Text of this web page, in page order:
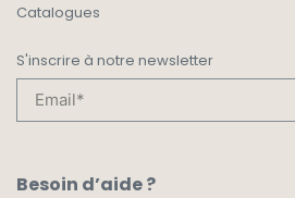
Catalogues
S'inscrire à notre newsletter
Besoin d’aide ?